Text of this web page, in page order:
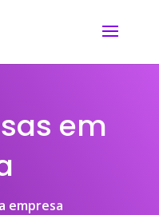
em
empresa